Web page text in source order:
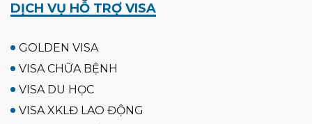
DỊCH VỤ HỖ TRỢ VISA
GOLDEN VISA
VISA CHỮA BỆNH
VISA DU HỌC
VISA XKLĐ LAO ĐỘNG